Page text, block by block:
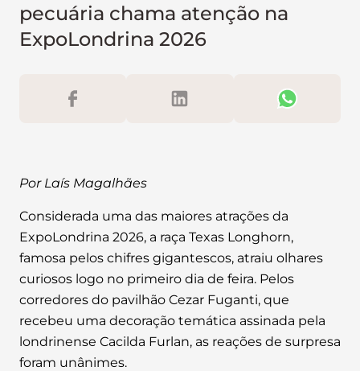
pecuária chama atenção na
ExpoLondrina 2026
Por Laís Magalhães
Considerada uma das maiores atrações da
ExpoLondrina 2026, a raça Texas Longhorn,
famosa pelos chifres gigantescos, atraiu olhares
curiosos logo no primeiro dia de feira. Pelos
corredores do pavilhão Cezar Fuganti, que
recebeu uma decoração temática assinada pela
londrinense Cacilda Furlan, as reações de surpresa
foram unânimes.